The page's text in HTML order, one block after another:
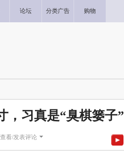
论坛 分类广告 购物
，习真是“臭棋篓子”
查看/发表评论